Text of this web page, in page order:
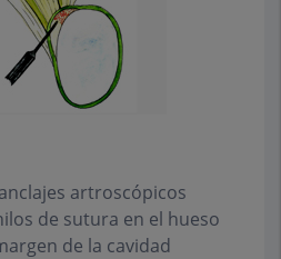
artroscópicos
de sutura en el hueso
de la cavidad